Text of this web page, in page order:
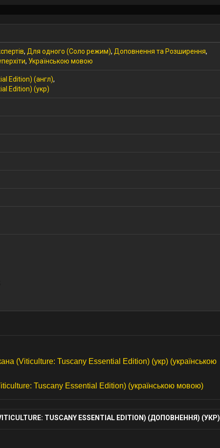
, Для одного (Соло режим), Доповнення та Розширення,
, Українською мовою
Edition) (англ),
Edition) (укр)
(Viticulture: Tuscany Essential Edition) (укр) (українською
Tuscany Essential Edition) (українською мовою)
TUSCANY ESSENTIAL EDITION) (ДОПОВНЕННЯ) (УКР)